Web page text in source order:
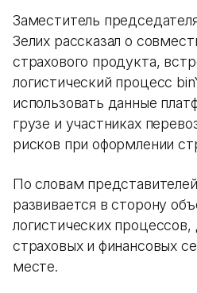
Заместитель
Зелих рассказал о
страхового продукта,
логистический процесс
использовать данные
грузе и участниках
рисков при оформлении
По словам
развивается в сторону
логистических процессов,
страховых и финансовых
месте.